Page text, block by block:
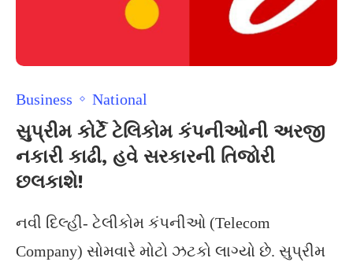
Business National
સુપ્રીમ કોર્ટે ટેલિકોમ કંપનીઓની અરજી
નકારી કાઢી, હવે સરકારની તિજોરી
છલકાશે!
નવી દિલ્હી- ટેલીકોમ કંપનીઓ (Telecom
Company) સોમવારે મોટો ઝટકો લાગ્યો છે. સુપ્રીમ